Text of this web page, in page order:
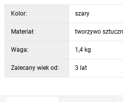
Kolor: szary
Materiał: tworzywo
Waga: 1,4 kg
Zalecany wiek od: 3 lat